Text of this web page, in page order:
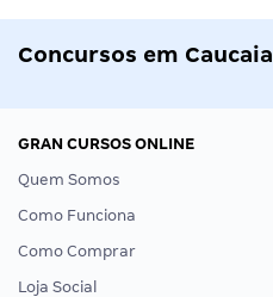
Concursos em Caucaia
GRAN CURSOS ONLINE
Quem Somos
Como Funciona
Como Comprar
Loja Social